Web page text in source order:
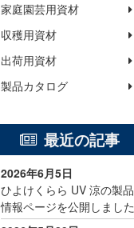
家庭園芸用資材
収穫用資材
出荷用資材
製品カタログ
最近の記事
2026年6月5日
ひよけくらら UV 涼の製品
情報ページを公開しました